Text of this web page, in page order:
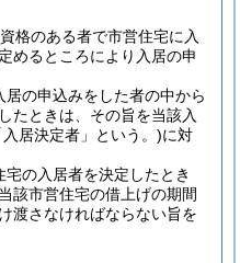
格のある者で市営住宅に入
めるところにより入居の申
居の申込みをした者の中から
たときは、その旨を当該入
居決定者」という。)に対
の入居者を決定したとき
該市営住宅の借上げの期間
渡さなければならない旨を